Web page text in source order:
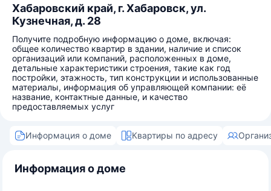
Хабаровский край, г. Хабаровск, ул.
Кузнечная, д. 28
Получите подробную информацию о доме, включая:
общее количество квартир в здании, наличие и список
организаций или компаний, расположенных в доме,
детальные характеристики строения, такие как год
постройки, этажность, тип конструкции и использованные
материалы, информация об управляющей компании: её
название, контактные данные, и качество
предоставляемых услуг
Информация о доме Квартиры по адресу
Информация о доме